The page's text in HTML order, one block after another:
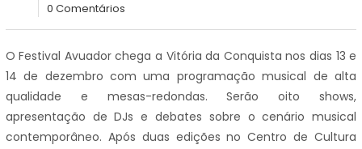
0 Comentários
O Festival Avuador chega a Vitória da Conquista nos dias 13 e
14 de dezembro com uma programação musical de alta
qualidade e mesas-redondas. Serão oito shows,
apresentação de DJs e debates sobre o cenário musical
contemporâneo. Após duas edições no Centro de Cultura